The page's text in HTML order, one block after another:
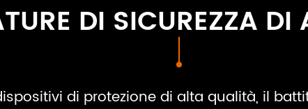
DI SICUREZZA DI
di protezione di alta qualità, il